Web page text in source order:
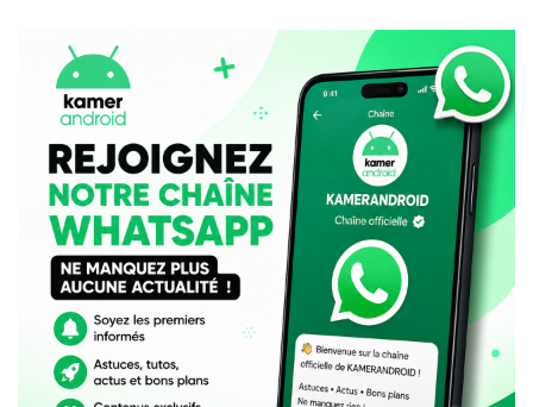
Résultats OBC en ligne : après la disparition d’Ayoba,
MTN Cameroun lance le portail ONE
Ayoba : de 35 millions d’utilisateurs à la fermeture,
pourquoi MTN a retiré son « WhatsApp africain » du
Google Play Store
Un incident international aux
répercussions nationales
Selon le communiqué de CAMTEL, le